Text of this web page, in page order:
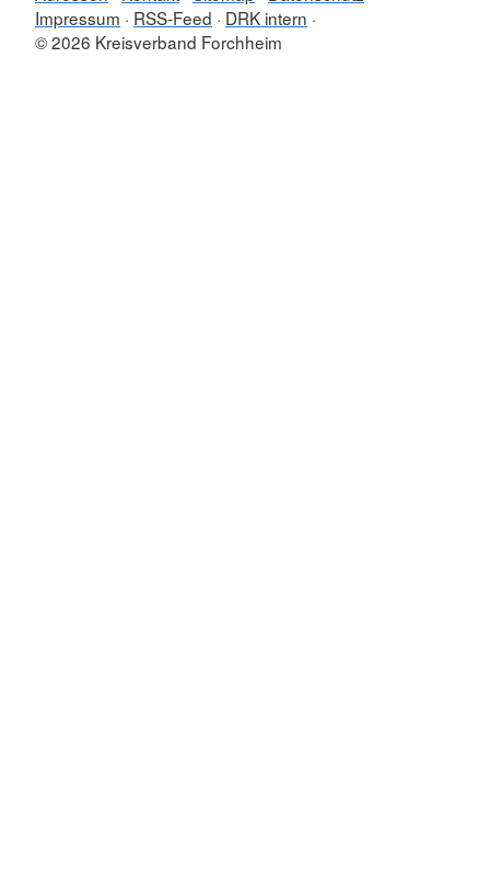
Impressum
RSS-Feed
DRK intern
© 2026 Kreisverband Forchheim